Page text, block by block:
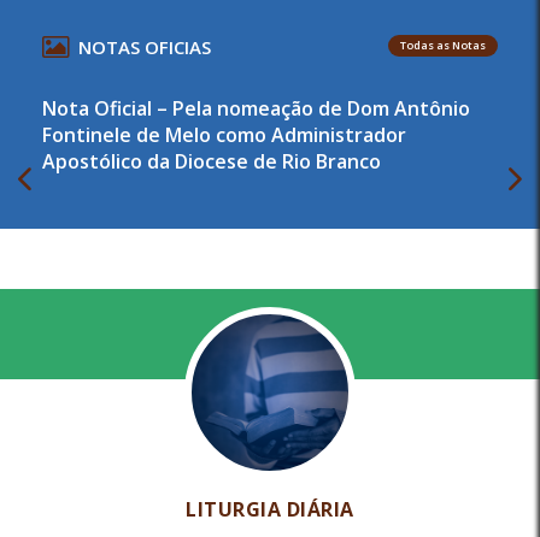
NOTAS OFICIAS Todas as Notas
Nota Oficial – Pela nomeação de Dom Antônio
Fontinele de Melo como Administrador
Apostólico da Diocese de Rio Branco
LITURGIA DIÁRIA